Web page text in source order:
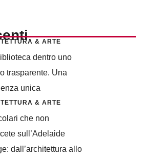
& ARTE
dentro uno
trasparente. Una
unica
& ARTE
che non
sull’Adelaide
dall’architettura allo